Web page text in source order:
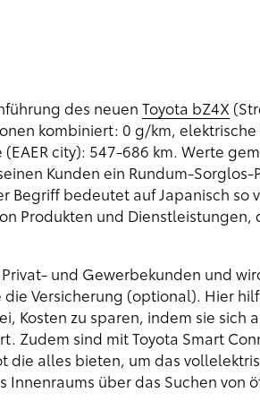
des neuen Toyota bZ4X
kombiniert: 0 g/km,
city): 547-686 km. Werte
Kunden ein Rundum-Sorglos-
Begriff bedeutet auf Japanisch so
Produkten und Dienstleistungen,
und Gewerbekunden und
Versicherung (optional). Hier
Kosten zu sparen, indem sie sich
Zudem sind mit Toyota Smart
die alles bieten, um das
Innenraums über das Suchen von